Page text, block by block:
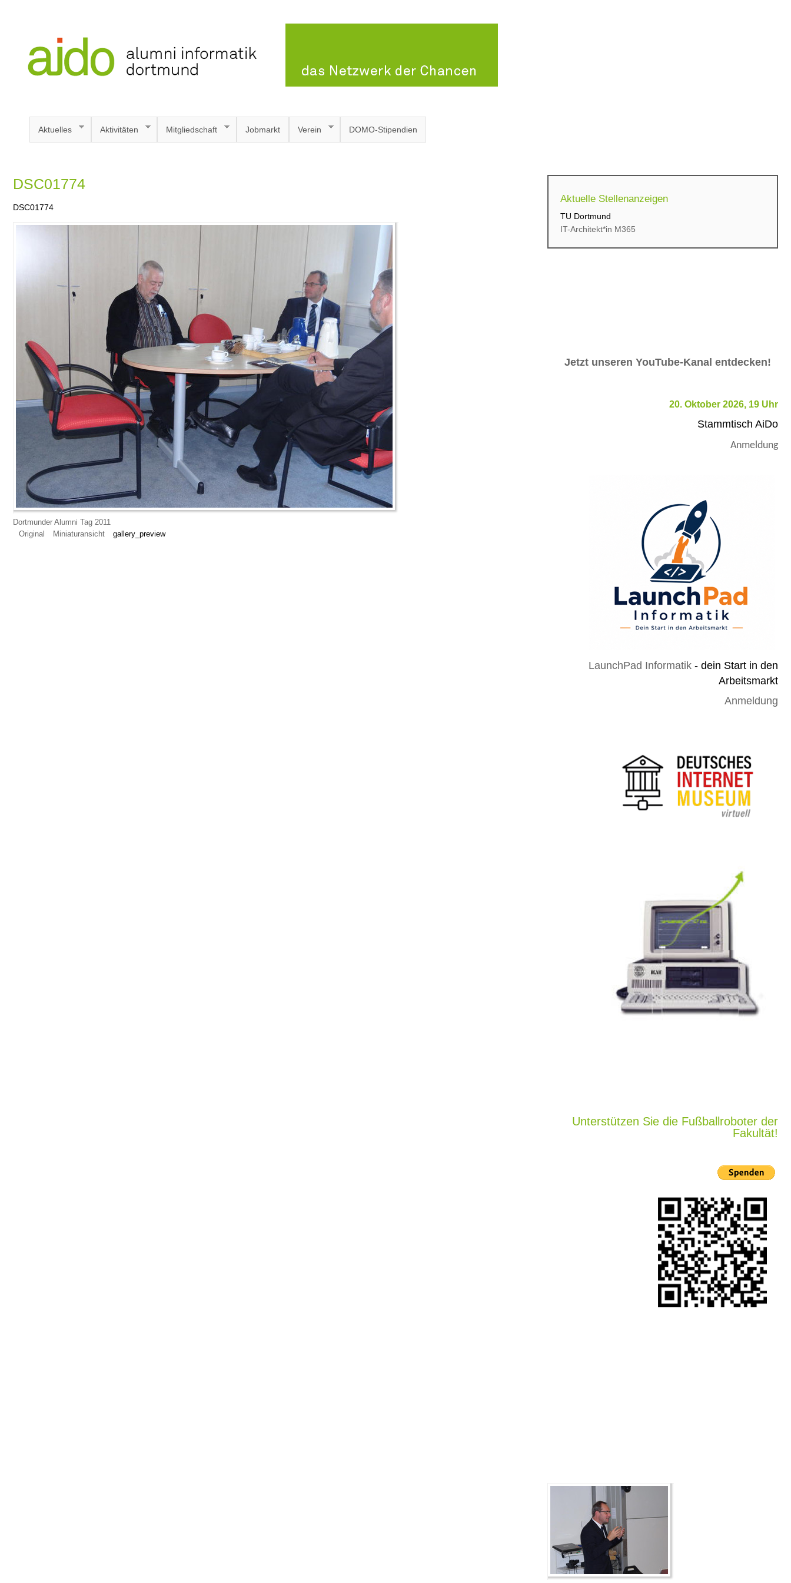
Aktuelles Aktivitäten Mitgliedschaft Jobmarkt Verein DOMO-Stipendien
DSC01774
DSC01774
Dortmunder Alumni Tag 2011
Original
Miniaturansicht gallery_preview
Aktuelle Stellenanzeigen
TU Dortmund
IT-Architekt*in M365
cbs Corporate Business...
Initiativbewerbung für...
Jetzt unseren YouTube-Kanal entdecken!
20. Oktober 2026, 19 Uhr
Stammtisch AiDo
Anmeldung
LaunchPad Informatik - dein Start in den
Arbeitsmarkt
Anmeldung
Unterstützen Sie die Fußballroboter der
Fakultät!